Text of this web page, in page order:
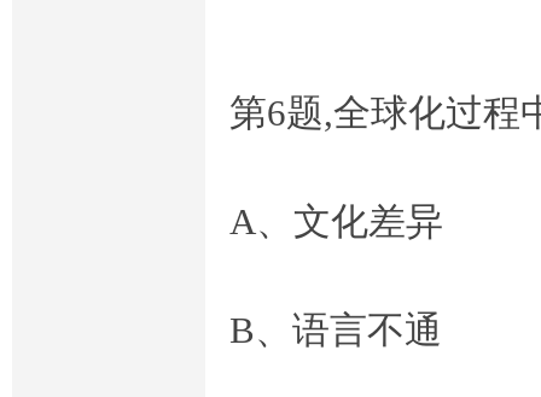
第6题,全球化过程
A、文化差异
B、语言不通